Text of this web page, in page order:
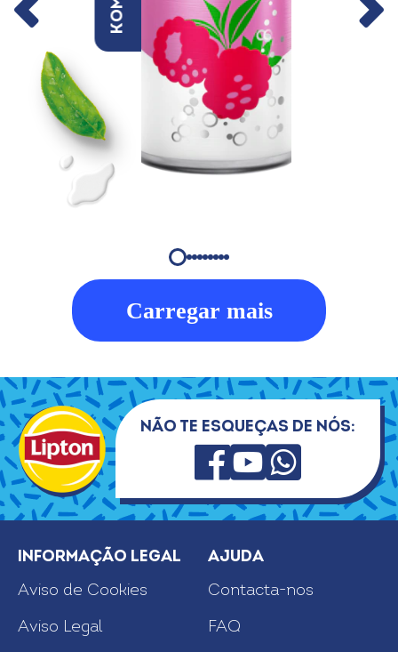
Carregar mais
Não te esqueças de nós:
INFORMAÇÃO LEGAL
Aviso de Cookies
Aviso Legal
AJUDA
Contacta-nos
FAQ